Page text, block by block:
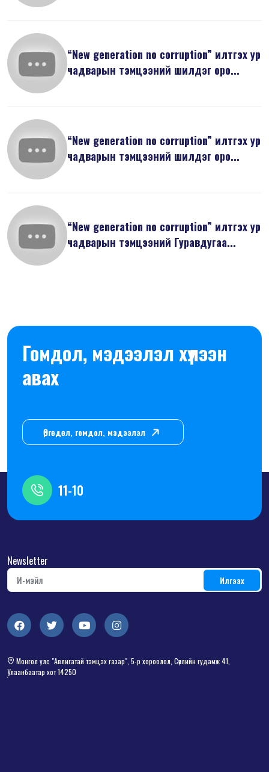
“New generation no corruption” илтгэх ур
чадварын тэмцээний шилдэг оро...
“New generation no corruption” илтгэх ур
чадварын тэмцээний шилдэг оро...
“New generation no corruption” илтгэх ур
чадварын тэмцээний Гуравдугаа...
Гомдол, мэдээлэл хүлээн
авах
Өргөдөл, гомдол, мэдээлэл
11-10
Newsletter
Монгол улс "Авлигатай тэмцэх газар", 5-р хороолол, Сөүлийн гудамж 41,
Улаанбаатар хот 14250